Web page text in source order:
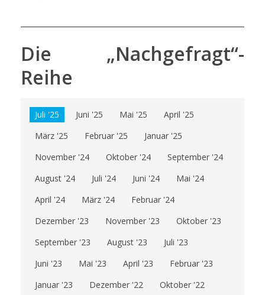
Die „Nachgefragt“-
Reihe
Juli '25 Juni '25 Mai '25
April '25
März '25
Februar '25
Januar '25
November '24
Oktober '24
September '24
August '24
Juli '24 Juni '24
Mai '24
April '24
März '24
Februar '24
Dezember '23
November '23
Oktober '23
September '23
August '23
Juli '23
Juni '23
Mai '23 April '23
Februar '23
Januar '23
Dezember '22
Oktober '22